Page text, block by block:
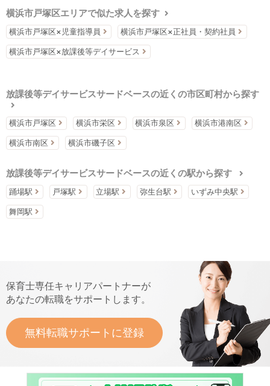
横浜市戸塚区エリアで似た求人を探す
横浜市戸塚区×児童指導員 横浜市戸塚区×正社員・契約社員
横浜市戸塚区×放課後等デイサービス
放課後等デイサービスサードベースの近くの市区町村から探す
横浜市戸塚区 横浜市栄区 横浜市泉区 横浜市港南区
横浜市南区 横浜市磯子区
放課後等デイサービスサードベースの近くの駅から探す
踊場駅 戸塚駅 立場駅 弥生台駅 いずみ中央駅
舞岡駅
保育士専任キャリアパートナーが
あなたの転職をサポートします。
無料転職サポートに登録